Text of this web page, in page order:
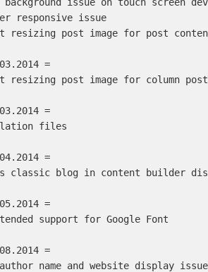
responsive issue
resizing post image for post
=
post image for column
=
files
=
classic blog in content builder
=
support for Google Font
=
name and website display issue